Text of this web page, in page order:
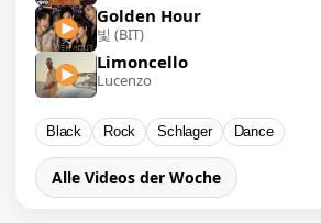
Golden Hour
빛 (BIT)
Limoncello
Lucenzo
Black Rock Schlager Dance
Alle Videos der Woche